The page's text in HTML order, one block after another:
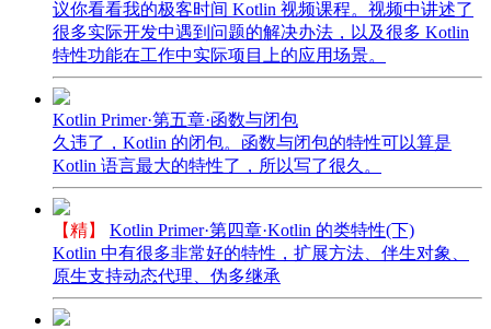
议你看看我的极客时间 Kotlin 视频课程。视频中讲述了
很多实际开发中遇到问题的解决办法，以及很多 Kotlin
特性功能在工作中实际项目上的应用场景。
Kotlin Primer·第五章·函数与闭包
久违了，Kotlin 的闭包。函数与闭包的特性可以算是
Kotlin 语言最大的特性了，所以写了很久。
【精】
Kotlin Primer·第四章·Kotlin 的类特性(下)
Kotlin 中有很多非常好的特性，扩展方法、伴生对象、
原生支持动态代理、伪多继承